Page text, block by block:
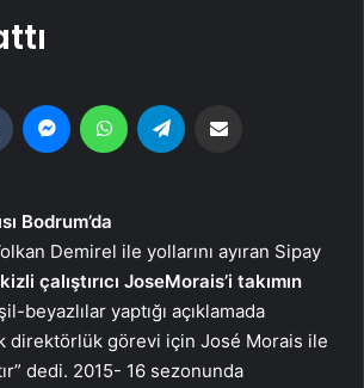
Tumblr MessengerWhatsApp
Bodrum’da
Demirel ile yollarını ayıran Sipay
çalıştırıcı JoseMorais’i takımın
beyazlılar yaptığı açıklamada
direktörlük görevi için José Morais ile
dedi. 2015- 16 sezonunda